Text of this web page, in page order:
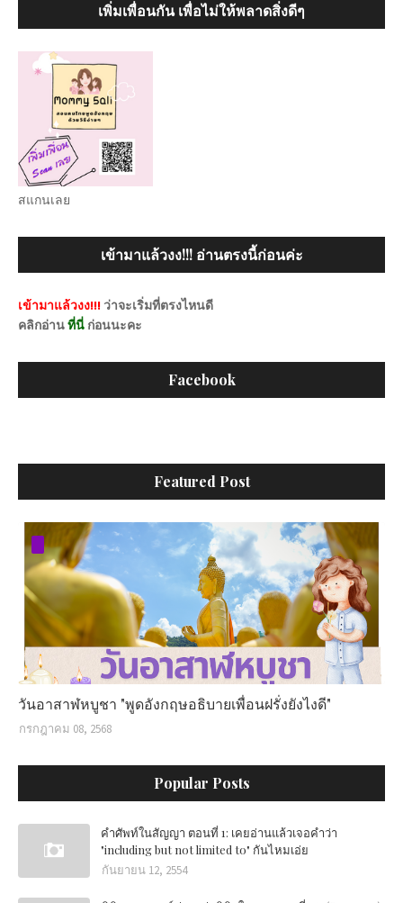
เพิ่มเพื่อนกัน เพื่อไม่ให้พลาดสิ่งดีๆ
สแกนเลย
เข้ามาแล้วงง!!! อ่านตรงนี้ก่อนค่ะ
เข้ามาแล้วงง!!!ว่าจะเริ่มที่ตรงไหนดี
คลิกอ่านที่นี่ ก่อนนะคะ
Facebook
Featured Post
วันอาสาฬหบูชา "พูดอังกฤษอธิบายเพื่อนฝรั่งยังไงดี"
กรกฎาคม 08, 2568
Popular Posts
คำศัพท์ในสัญญา ตอนที่ 1: เคยอ่านแล้วเจอคำว่า
"including but not limited to" กันไหมเอ่ย
กันยายน 12, 2554